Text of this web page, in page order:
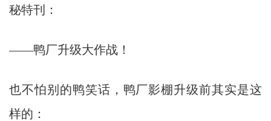
秘特刊：
——鸭厂升级大作战！
也不怕别的鸭笑话，鸭厂影棚升级前其实是这
样的：